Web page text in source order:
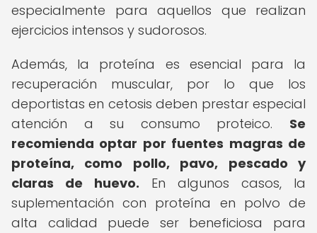
especialmente para aquellos que realizan
ejercicios intensos y sudorosos.
Además, la proteína es esencial para la
recuperación muscular, por lo que los
deportistas en cetosis deben prestar especial
atención a su consumo proteico. Se
recomienda optar por fuentes magras de
proteína, como pollo, pavo, pescado y
claras de huevo. En algunos casos, la
suplementación con proteína en polvo de
alta calidad puede ser beneficiosa para